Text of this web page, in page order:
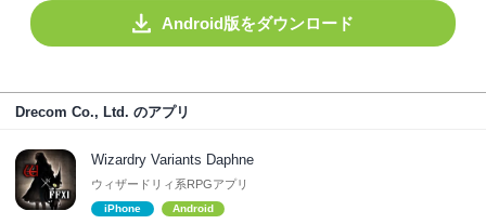
Android版をダウンロード
Drecom Co., Ltd. のアプリ
Wizardry Variants Daphne
ウィザードリィ系RPGアプリ
iPhone Android